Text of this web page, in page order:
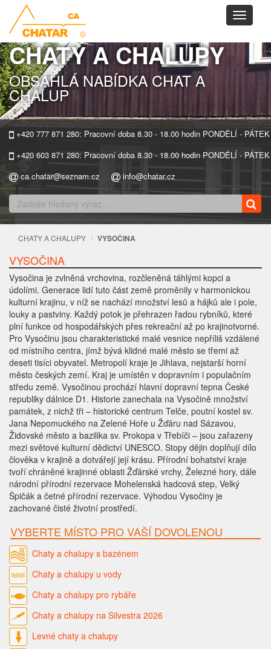
Toggle
CHATY A CHALUPY
OBSÁHLÁ NABÍDKA CHAT A
CHALUP
+420 777 871 280: Pracovní doba 8.30 - 18.00 hodin PONDĚLÍ - PÁTEK
+420 603 871 280: Pracovní doba 8.30 - 18.00 hodin PONDĚLÍ - PÁTEK
ca.chatar@seznam.cz
info@chatar.cz
CHATY A CHALUPY VYSOČINA
VYSOČINA
Vysočina je zvlněná vrchovina, rozčleněná táhlými kopci a
údolími. Generace lidí tuto část země proměnily v harmonickou
kulturní krajinu, v níž se nachází množství lesů a hájků ale i pole,
louky a pastviny. Každý potok je přehrazen řadou rybníků, které
plní funkce od hospodářských přes rekreační až po krajinotvorné.
Pro Vysočinu jsou charakteristické malé vesnice nepříliš vzdálené
od místního centra, jímž bývá klidné malé město se třemi až
deseti tisíci obyvatel. Metropolí kraje je Jihlava, nejstarší horní
město českých zemí. Kraj je umístěn v dopravním i populačním
středu země. Vysočinou prochází hlavní dopravní tepna České
republiky dálnice D1. Historie zanechala na Vysočině množství
památek, z nichž tři – historické centrum Telče, poutní kostel sv.
Jana Nepomuckého na Zelené Hoře u Žďáru nad Sázavou,
Židovské město a bazilika sv. Prokopa v Třebíči – jsou zařazeny
mezi světové kulturní dědictví UNESCO. Stopy dějin doplňují dílo
člověka v krajině a dotvářejí její krásu. Přírodní bohatství kraje
tvoří chráněné krajinné oblasti Žďárské vrchy, Železné hory, dále
národní přírodní rezervace Mohelenská hadcová step, Velký
Špičák a četné přírodní rezervace. Výhodou Vysočiny je
zachované čisté životní prostředí.
VYBERTE MÍSTO PRO VAŠÍ DOVOLENOU
Chaty a chalupy s bazénem
Chaty a chalupy u vody
Chaty a chalupy pro rybáře
Chaty a chalupy na Silvestra 2026
Levné chaty a chalupy